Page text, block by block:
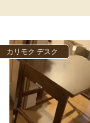
カリモク デスク